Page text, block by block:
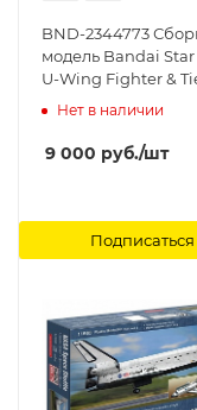
BND-2344773
модель Bandai Star
U-Wing Fighter &
striker Rogue One
Нет в наличии
9 000 руб./шт
Подписаться